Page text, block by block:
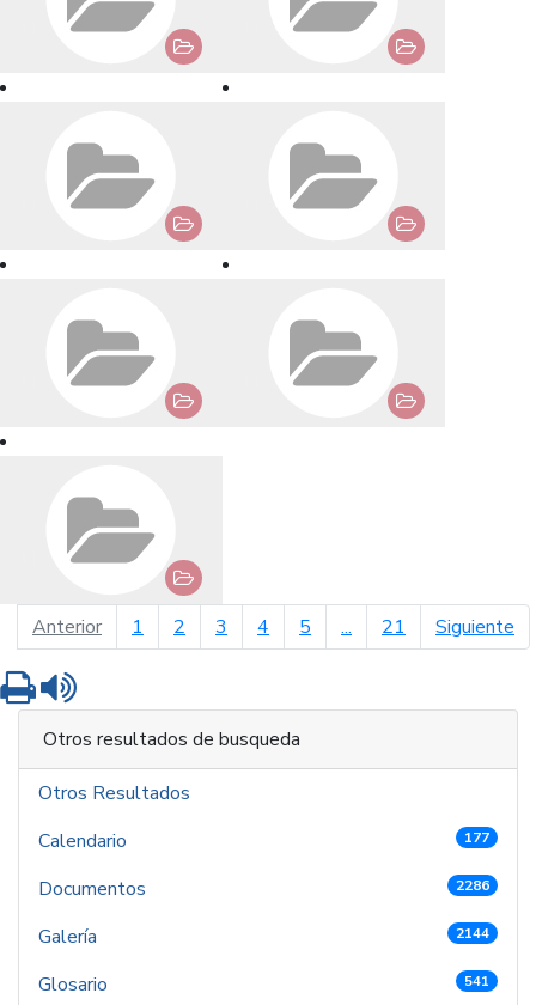
Anteriorpágina anterior
1 2 3 4 5 ... 21 Siguiente
Imprimir
Otros resultados de busqueda
Otros Resultados
Calendario
177
Documentos 2286
Galería 2144
Glosario 541